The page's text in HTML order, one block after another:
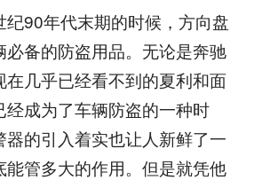
90年代末期的时候，方向盘
备的防盗用品。无论是奔驰
在几乎已经看不到的夏利和面
成为了车辆防盗的一种时
器的引入着实也让人新鲜了一
能管多大的作用。但是就凭他